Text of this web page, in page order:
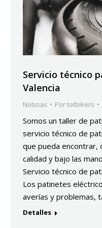
Servicio técnico
Valencia
Noticias Portotbikers
Somos un taller de
servicio técnico de
que pueda encontrar,
calidad y bajo las
Servicio técnico de
Los patinetes
averías y problemas,
Detalles